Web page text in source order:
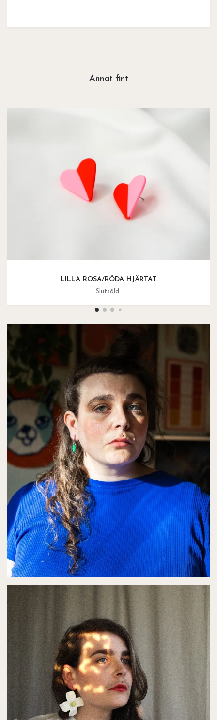
LILLA ROSA/RÖDA HJÄRTAT
Slutsåld